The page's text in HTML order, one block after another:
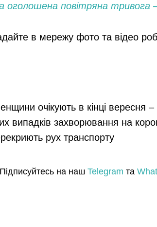
повітряна тривога
в мережу фото та відео
очікують в кінці вересня
випадків захворювання на
рух транспорту
на наш Telegram та